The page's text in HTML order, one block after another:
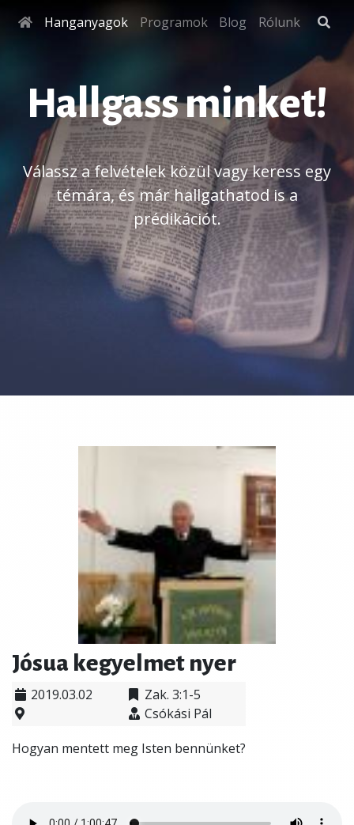
Hanganyagok Programok Blog Rólunk
Hallgass minket!
Válassz a felvételek közül vagy keress egy
témára, és már hallgathatod is a
prédikációt.
Jósua kegyelmet nyer
2019.03.02
Zak. 3:1-5
Csókási Pál
Hogyan mentett meg Isten bennünket?